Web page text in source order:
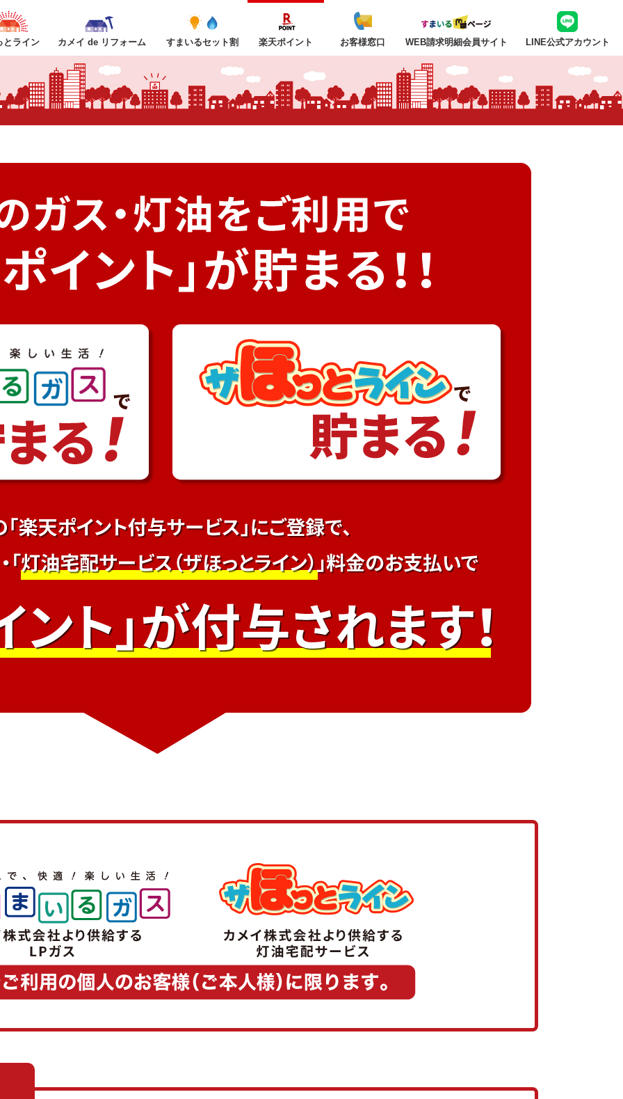
とライン カメイ de リフォーム すまいるセット割 楽天ポイント お客様窓口 WEB請求明細会員サイト LINE公式アカウント